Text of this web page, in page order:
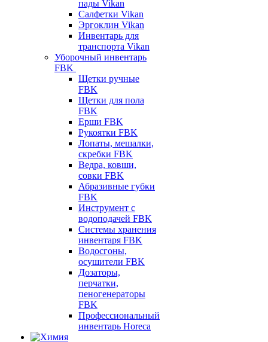
пады Vikan
Салфетки Vikan
Эргоклин Vikan
Инвентарь для
транспорта Vikan
Уборочный инвентарь
FBK
Щетки ручные
FBK
Щетки для пола
FBK
Ерши FBK
Рукоятки FBK
Лопаты, мешалки,
скребки FBK
Ведра, ковши,
совки FBK
Абразивные губки
FBK
Инструмент с
водоподачей FBK
Системы хранения
инвентаря FBK
Водосгоны,
осушители FBK
Дозаторы,
перчатки,
пеногенераторы
FBK
Профессиональный
инвентарь Horeca